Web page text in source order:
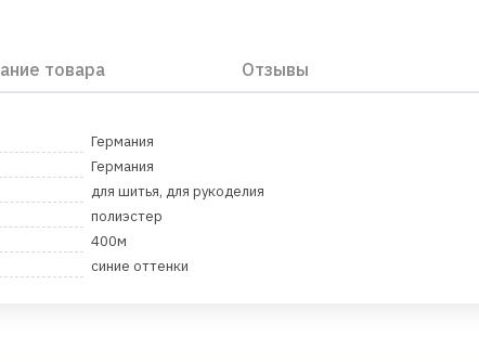
товара Отзывы
Германия
Германия
для шитья, для рукоделия
полиэстер
400м
синие оттенки